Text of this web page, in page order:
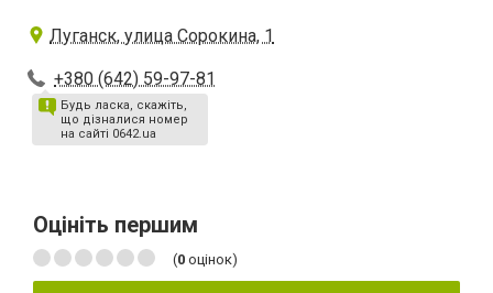
Луганск, улица Сорокина, 1
+380 (642) 59-97-81
Будь ласка, скажіть,
що дізналися номер
на сайті 0642.ua
Оцініть першим
(0 оцінок)